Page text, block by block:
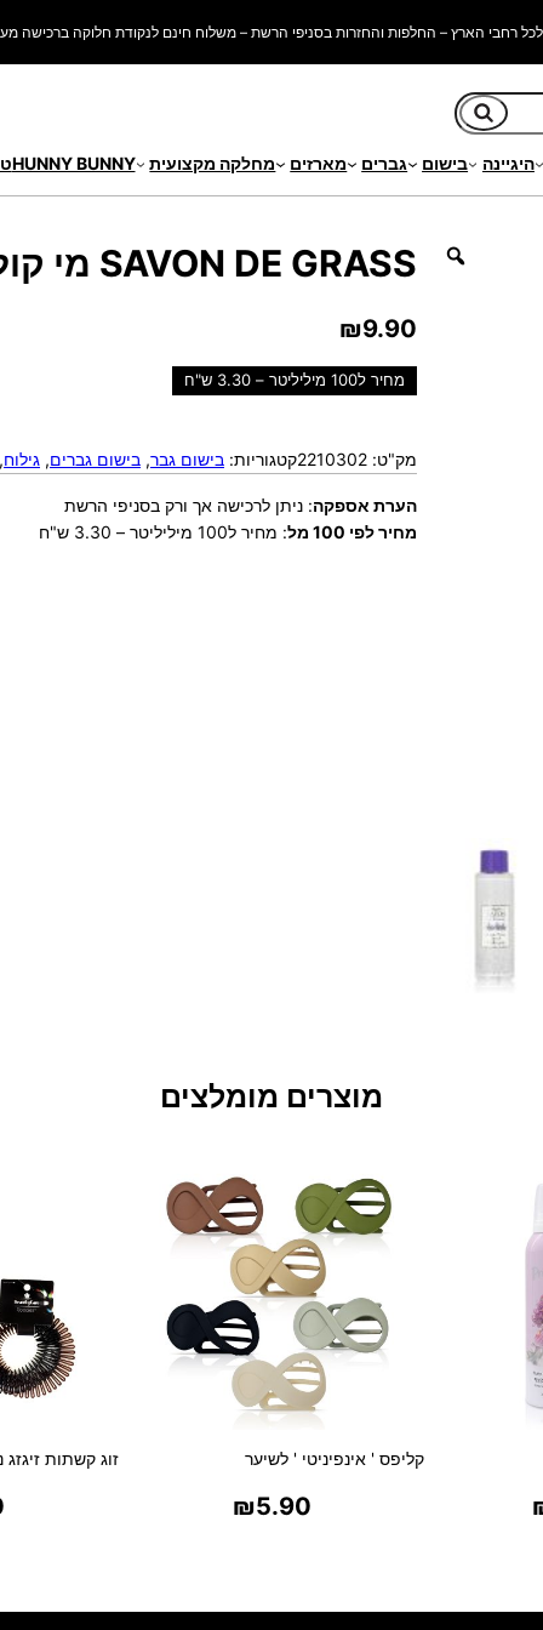
רחבי הארץ – החלפות והחזרות בסניפי הרשת – משלוח חינם לנקודת חלוקה ברכישה מעל 250
היגיינה בישום גברים מארזים מחלקה מקצועית HUNNY BUNNY
SAVON DE GRASS מי קולון פריחת הלוונדר 300 מ'ל
₪9.90
מחיר ל100 מיליליטר – 3.30 ש"ח
מק"ט: 2210302קטגוריות: בישום גבר, בישום גברים, גילוח
הערת אספקה: ניתן לרכישה אך ורק בסניפי הרשת
מחיר לפי 100 מל
: מחיר ל100 מיליליטר – 3.30 ש"ח
מוצרים מומלצים
קליפס ' אינפיניטי ' לשיער
₪5.90
זוג קשתות